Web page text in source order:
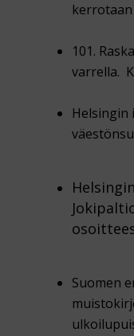
101.
varrella.
Helsingin
Suomen